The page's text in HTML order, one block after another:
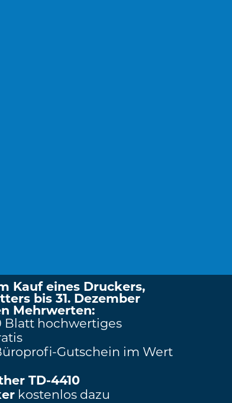
Kauf eines Druckers,
bis 31. Dezember
Mehrwerten:
Blatt hochwertiges
Gutschein im Wert
TD-4410
kostenlos dazu